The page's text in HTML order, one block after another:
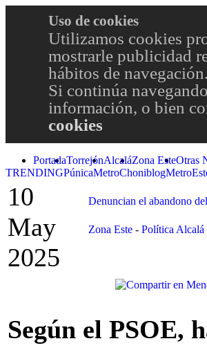
Uso de cookies
Utilizamos cookies
mostrarle publicidad
hábitos de navegación.
Si continúa
información, o bien
cookies
PortadaTorrejónAlcaláZona EsteOtras
TRENDINGPúnicaMetroChoniblog
10
May
2025
Denuncian el abandono
Zona Este - Política Alcalá
Según el PSOE,